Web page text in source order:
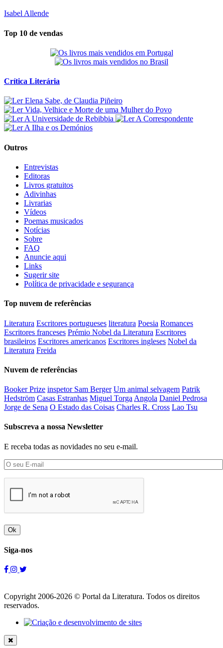
Isabel Allende
Top 10 de vendas
Crítica Literária
Outros
Entrevistas
Editoras
Livros gratuitos
Adivinhas
Livrarias
Vídeos
Poemas musicados
Notícias
Sobre
FAQ
Anuncie aqui
Links
Sugerir site
Política de privacidade e segurança
Top nuvem de referências
Literatura Escritores portugueses literatura Poesia Romances
Escritores franceses Prémio Nobel da Literatura Escritores
brasileiros Escritores americanos Escritores ingleses Nobel da
Literatura Freida
Nuvem de referências
Booker Prize inspetor Sam Berger Um animal selvagem Patrik
Hedström Casas Estranhas Miguel Torga Angola Daniel Pedrosa
Jorge de Sena O Estado das Coisas Charles R. Cross Lao Tsu
Subscreva a nossa Newsletter
E receba todas as novidades no seu e-mail.
Ok
Siga-nos
Copyright 2006-2026 © Portal da Literatura. Todos os direitos
reservados.